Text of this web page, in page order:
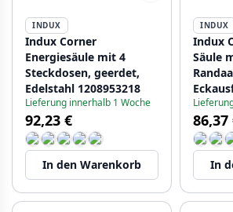
INDUX
Indux Corner
Energiesäule mit 4
Steckdosen, geerdet,
Edelstahl 1208953218
Lieferung innerhalb 1 Woche
92,23 €
In den Warenkorb
INDUX
Indux
Säule
86,37
In